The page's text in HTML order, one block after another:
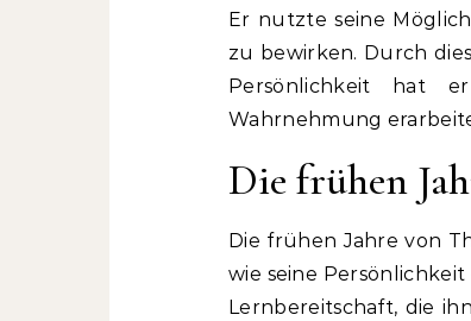
Er nutzte seine
zu bewirken. Durch
Persönlichkeit hat
Wahrnehmung
Die frühen
Die frühen Jahre von
wie seine
Lernbereitschaft, die